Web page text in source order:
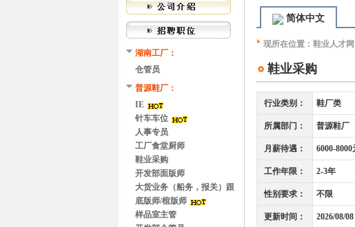
简体中文
现所在位置： 鞋业人才网
鞋业采购
行业类别： 鞋厂类
所属部门： 普源鞋厂
月薪待遇： 6000-8000
工作年限： 2-3年
性别要求： 不限
更新时间： 2026/08/08
湖南工厂：
仓管员
普源鞋厂：
IE
针车车位
人事专员
工厂食堂厨师
鞋业采购
开发部面版师
大货业务（船务，报关）跟
单
底版师/楦版师
样品室主管